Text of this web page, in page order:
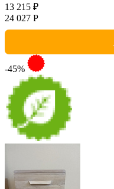
13 215 ₽
24 027 Р
-45%